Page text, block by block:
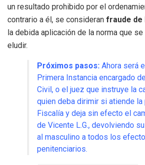
un resultado prohibido por el
contrario a él, se consideran fraude de
la debida aplicación de la norma que
eludir.
Próximos pasos: Ahora será
Primera Instancia encargado
Civil, o el juez que instruye la
quien deba dirimir si atiende
Fiscalía y deja sin efecto el
de Vicente L.G., devolviendo
al masculino a todos los
penitenciarios.